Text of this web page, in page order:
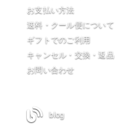
お支払い方法
送料・クール便について
ギフトでのご利用
キャンセル・交換・返品
お問い合わせ
blog